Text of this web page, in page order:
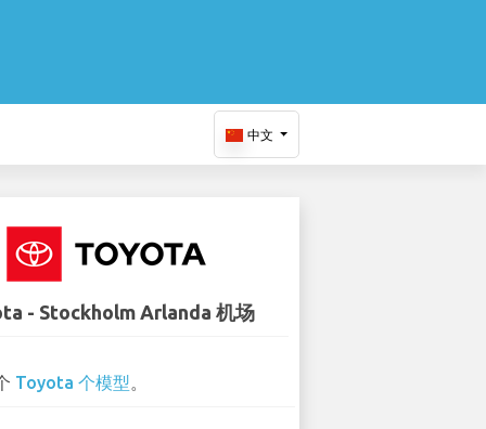
中文
- Stockholm Arlanda 机场
Toyota 个模型。